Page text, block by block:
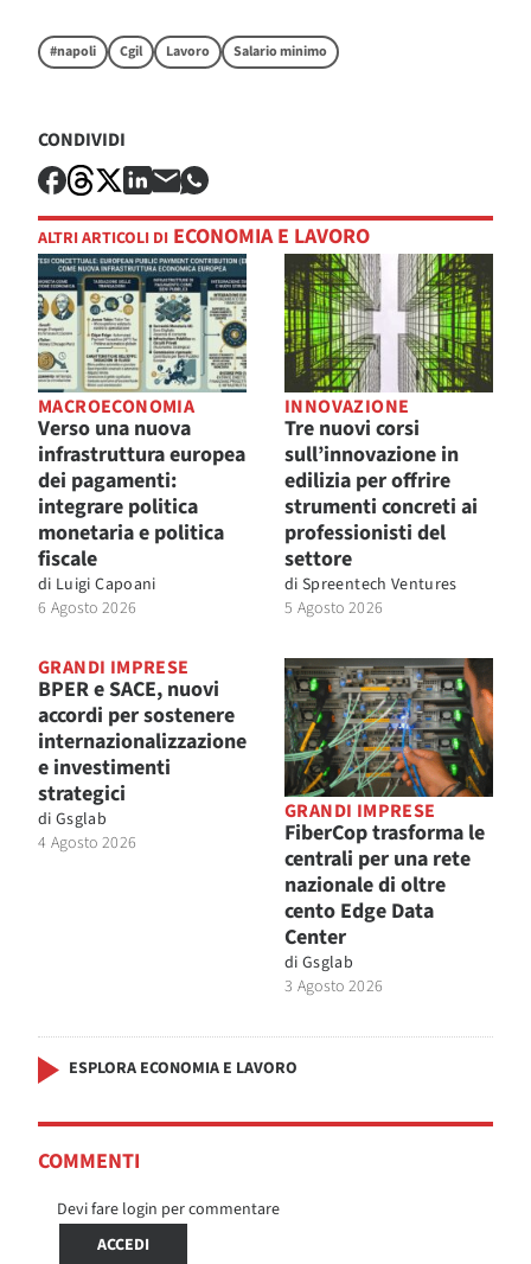
#napoli Cgil Lavoro Salario minimo
CONDIVIDI
ALTRI ARTICOLI DI ECONOMIA E LAVORO
MACROECONOMIA
Verso una nuova
infrastruttura europea
dei pagamenti:
integrare politica
monetaria e politica
fiscale
di Luigi Capoani
6 Agosto 2026
INNOVAZIONE
Tre nuovi corsi
sull’innovazione in
edilizia per offrire
strumenti concreti ai
professionisti del
settore
di Spreentech Ventures
5 Agosto 2026
GRANDI IMPRESE
BPER e SACE, nuovi
accordi per sostenere
internazionalizzazione
e investimenti
strategici
di Gsglab
4 Agosto 2026
GRANDI IMPRESE
FiberCop trasforma le
centrali per una rete
nazionale di oltre
cento Edge Data
Center
di Gsglab
3 Agosto 2026
ESPLORA ECONOMIA E LAVORO
COMMENTI
Devi fare login per commentare
ACCEDI